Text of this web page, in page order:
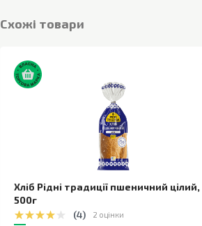
Cхожі товари
Хліб Рідні традиції пшеничний цілий,
500г
(4) 2 оцінки